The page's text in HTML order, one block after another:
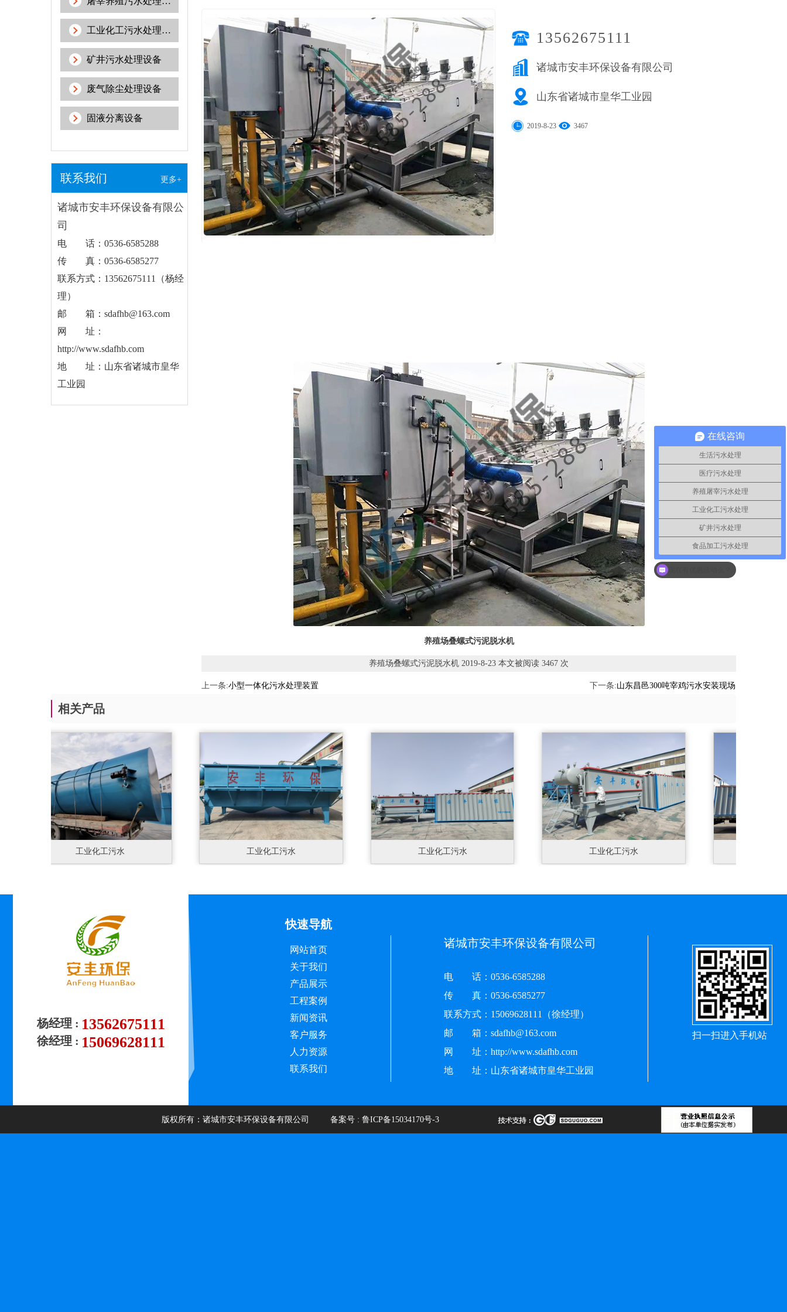
工业化工污水处理设备
矿井污水处理设备
废气除尘处理设备
固液分离设备
联系我们 更多+
诸城市安丰环保设备有限公
司
电 话：0536-6585288
传 真：0536-6585277
联系方式：13562675111（杨经
理）
邮 箱：sdafhb@163.com
网 址：
http://www.sdafhb.com
地 址：山东省诸城市皇华
工业园
13562675111
诸城市安丰环保设备有限公司
山东省诸城市皇华工业园
2019-8-23 3467
养殖场叠螺式污泥脱水机
养殖场叠螺式污泥脱水机 2019-8-23 本文被阅读 3467 次
上一条:小型一体化污水处理装置 下一条:山东昌邑300吨宰鸡污水安装现场
相关产品
工业化工污水 工业化工污水 工业化工污水 工业化工污水
杨经理 : 13562675111
徐经理 : 15069628111
快速导航
网站首页
关于我们
产品展示
工程案例
新闻资讯
客户服务
人力资源
联系我们
诸城市安丰环保设备有限公司
电 话：0536-6585288
传 真：0536-6585277
联系方式：15069628111（徐经理）
邮 箱：sdafhb@163.com
网 址：http://www.sdafhb.com
地 址：山东省诸城市皇华工业园
扫一扫进入手机站
版权所有：诸城市安丰环保设备有限公司 备案号 : 鲁ICP备15034170号-3
在线咨询
生活污水处理
医疗污水处理
养殖屠宰污水处理
工业化工污水处理
矿井污水处理
食品加工污水处理